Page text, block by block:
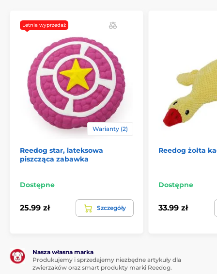
Letnia wyprzedaż
Warianty (2)
Reedog star, lateksowa
piszcząca zabawka
Dostępne
25.99 zł Szczegóły
Reedog żołta
Dostępne
33.99 zł
Nasza własna marka
Produkujemy i sprzedajemy niezbędne artykuły dla
zwierzaków oraz smart produkty marki Reedog.